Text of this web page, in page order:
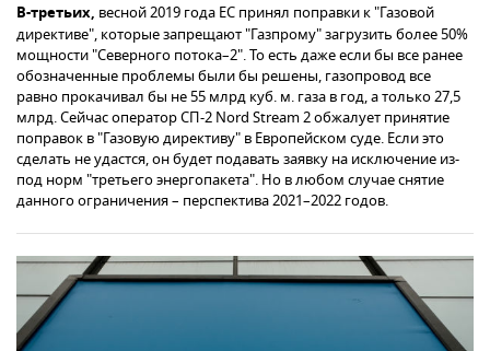
В-третьих, весной 2019 года ЕС принял поправки к "Газовой
директиве", которые запрещают "Газпрому" загрузить более 50%
мощности "Северного потока–2". То есть даже если бы все ранее
обозначенные проблемы были бы решены, газопровод все
равно прокачивал бы не 55 млрд куб. м. газа в год, а только 27,5
млрд. Сейчас оператор СП-2 Nord Stream 2 обжалует принятие
поправок в "Газовую директиву" в Европейском суде. Если это
сделать не удастся, он будет подавать заявку на исключение из-
под норм "третьего энергопакета". Но в любом случае снятие
данного ограничения – перспектива 2021–2022 годов.